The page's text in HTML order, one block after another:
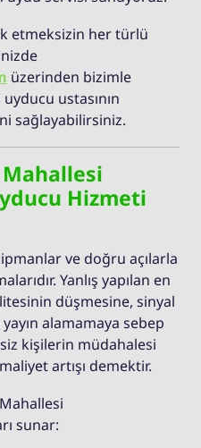
etmeksizin her türlü
üzerinden bizimle
ustasının
sağlayabilirsiniz.
Hizmeti
ve doğru açılarla
Yanlış yapılan en
düşmesine, sinyal
alamamaya sebep
kişilerin müdahalesi
artışı demektir.
sunar: